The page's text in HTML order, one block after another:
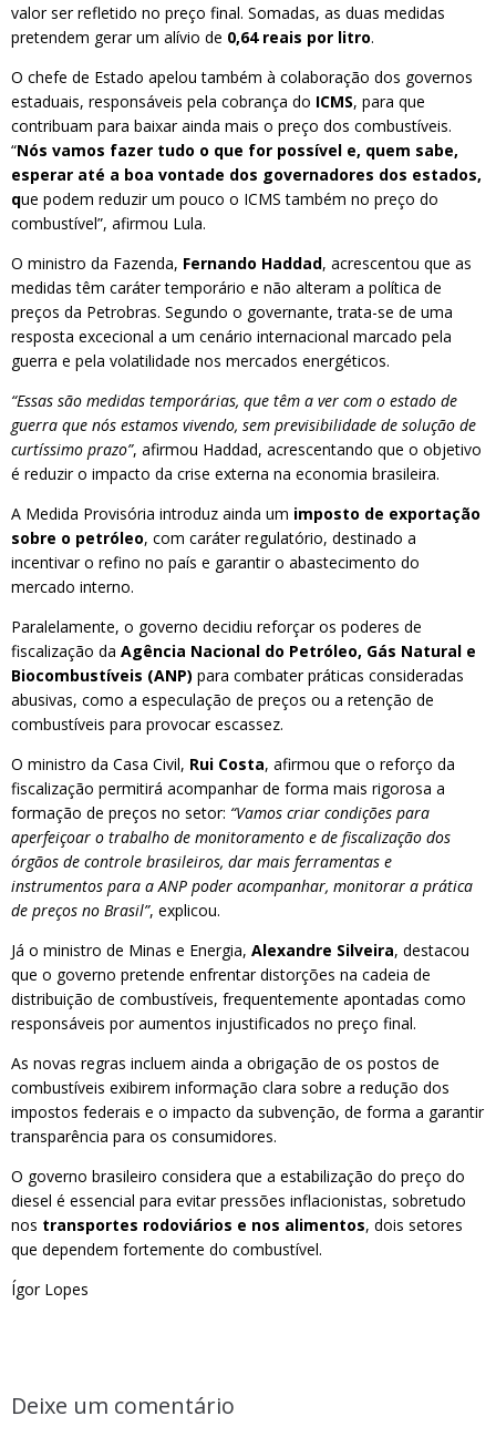
valor ser refletido no preço final. Somadas, as duas medidas
pretendem gerar um alívio de 0,64 reais por litro.
O chefe de Estado apelou também à colaboração dos governos
estaduais, responsáveis pela cobrança do ICMS, para que
contribuam para baixar ainda mais o preço dos combustíveis.
“Nós vamos fazer tudo o que for possível e, quem sabe,
esperar até a boa vontade dos governadores dos estados,
que podem reduzir um pouco o ICMS também no preço do
combustível”, afirmou Lula.
O ministro da Fazenda, Fernando Haddad, acrescentou que as
medidas têm caráter temporário e não alteram a política de
preços da Petrobras. Segundo o governante, trata-se de uma
resposta excecional a um cenário internacional marcado pela
guerra e pela volatilidade nos mercados energéticos.
“Essas são medidas temporárias, que têm a ver com o estado de
guerra que nós estamos vivendo, sem previsibilidade de solução de
curtíssimo prazo”, afirmou Haddad, acrescentando que o objetivo
é reduzir o impacto da crise externa na economia brasileira.
A Medida Provisória introduz ainda um imposto de exportação
sobre o petróleo, com caráter regulatório, destinado a
incentivar o refino no país e garantir o abastecimento do
mercado interno.
Paralelamente, o governo decidiu reforçar os poderes de
fiscalização da Agência Nacional do Petróleo, Gás Natural e
Biocombustíveis (ANP) para combater práticas consideradas
abusivas, como a especulação de preços ou a retenção de
combustíveis para provocar escassez.
O ministro da Casa Civil, Rui Costa, afirmou que o reforço da
fiscalização permitirá acompanhar de forma mais rigorosa a
formação de preços no setor: “Vamos criar condições para
aperfeiçoar o trabalho de monitoramento e de fiscalização dos
órgãos de controle brasileiros, dar mais ferramentas e
instrumentos para a ANP poder acompanhar, monitorar a prática
de preços no Brasil”, explicou.
Já o ministro de Minas e Energia, Alexandre Silveira, destacou
que o governo pretende enfrentar distorções na cadeia de
distribuição de combustíveis, frequentemente apontadas como
responsáveis por aumentos injustificados no preço final.
As novas regras incluem ainda a obrigação de os postos de
combustíveis exibirem informação clara sobre a redução dos
impostos federais e o impacto da subvenção, de forma a garantir
transparência para os consumidores.
O governo brasileiro considera que a estabilização do preço do
diesel é essencial para evitar pressões inflacionistas, sobretudo
nos transportes rodoviários e nos alimentos, dois setores
que dependem fortemente do combustível.
Ígor Lopes
Deixe um comentário